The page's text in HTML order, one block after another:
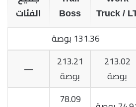
Truck /
Boss
الفئات
131.36 بوصة
213.02
بوصة
213.21
بوصة
—
78.09